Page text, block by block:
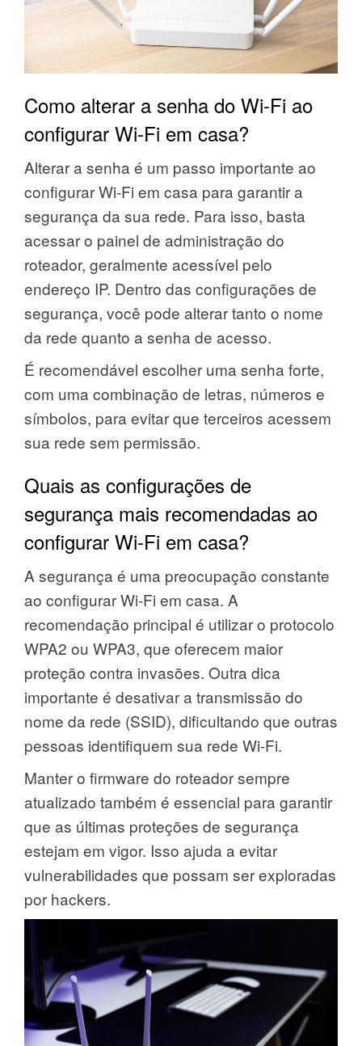
Como alterar a senha do Wi-Fi ao
configurar Wi-Fi em casa?
Alterar a senha é um passo importante ao
configurar Wi-Fi em casa para garantir a
segurança da sua rede. Para isso, basta
acessar o painel de administração do
roteador, geralmente acessível pelo
endereço IP. Dentro das configurações de
segurança, você pode alterar tanto o nome
da rede quanto a senha de acesso.
É recomendável escolher uma senha forte,
com uma combinação de letras, números e
símbolos, para evitar que terceiros acessem
sua rede sem permissão.
Quais as configurações de
segurança mais recomendadas ao
configurar Wi-Fi em casa?
A segurança é uma preocupação constante
ao configurar Wi-Fi em casa. A
recomendação principal é utilizar o protocolo
WPA2 ou WPA3, que oferecem maior
proteção contra invasões. Outra dica
importante é desativar a transmissão do
nome da rede (SSID), dificultando que outras
pessoas identifiquem sua rede Wi-Fi.
Manter o firmware do roteador sempre
atualizado também é essencial para garantir
que as últimas proteções de segurança
estejam em vigor. Isso ajuda a evitar
vulnerabilidades que possam ser exploradas
por hackers.